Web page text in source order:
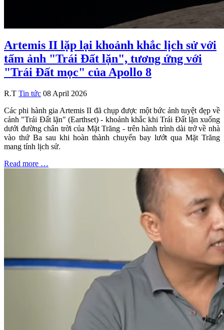
Artemis II lặp lại khoảnh khắc lịch sử với
tấm ảnh "Trái Đất lặn", tương ứng với
"Trái Đất mọc" của Apollo 8
R.T Tin tức 08 April 2026
Các phi hành gia Artemis II đã chụp được một bức ảnh tuyệt đẹp về
cảnh "Trái Đất lặn" (Earthset) - khoảnh khắc khi Trái Đất lặn xuống
dưới đường chân trời của Mặt Trăng - trên hành trình dài trở về nhà
vào thứ Ba sau khi hoàn thành chuyến bay lướt qua Mặt Trăng
mang tính lịch sử.
Read more …